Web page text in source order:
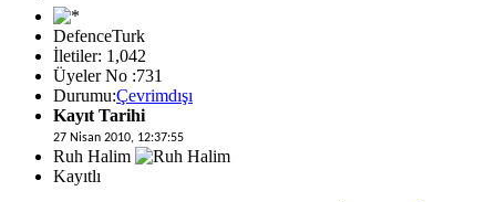
DefenceTurk
İletiler: 1,042
Üyeler No :731
Durumu:Çevrimdışı
Kayıt Tarihi
27 Nisan 2010, 12:37:55
Ruh Halim
Kayıtlı